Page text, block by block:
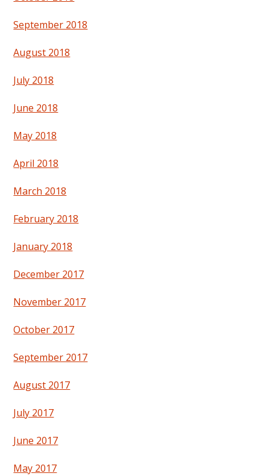
September 2018
August 2018
July 2018
June 2018
May 2018
April 2018
March 2018
February 2018
January 2018
December 2017
November 2017
October 2017
September 2017
August 2017
July 2017
June 2017
May 2017